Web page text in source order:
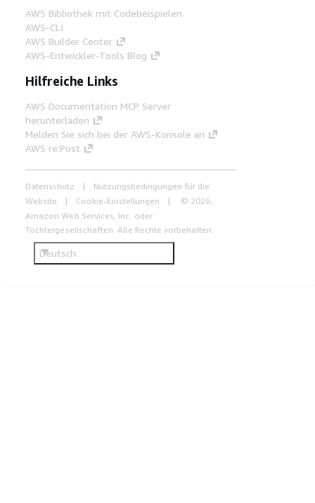
AWS Bibliothek mit Codebeispielen
AWS-CLI
AWS Builder Center
AWS-Entwickler-Tools Blog
Hilfreiche Links
AWS Documentation MCP Server
herunterladen
Melden Sie sich bei der AWS-Konsole an
AWS re:Post
Datenschutz
Nutzungsbedingungen für die
Website
Cookie-Einstellungen
© 2026,
Amazon Web Services, Inc. oder
Tochtergesellschaften. Alle Rechte vorbehalten.
Deutsch